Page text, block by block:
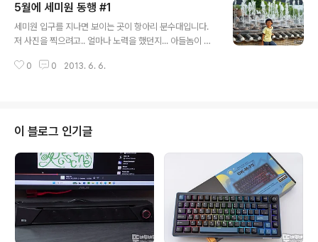
5월에 세미원 동행 #1
세미원 입구를 지나면 보이는 곳이 항아리 분수대입니다.
저 사진을 찍으려고.. 얼마나 노력을 했던지... 아들놈이 차
싫어한다는....
0 0 2013. 6. 6.
이 블로그 인기글